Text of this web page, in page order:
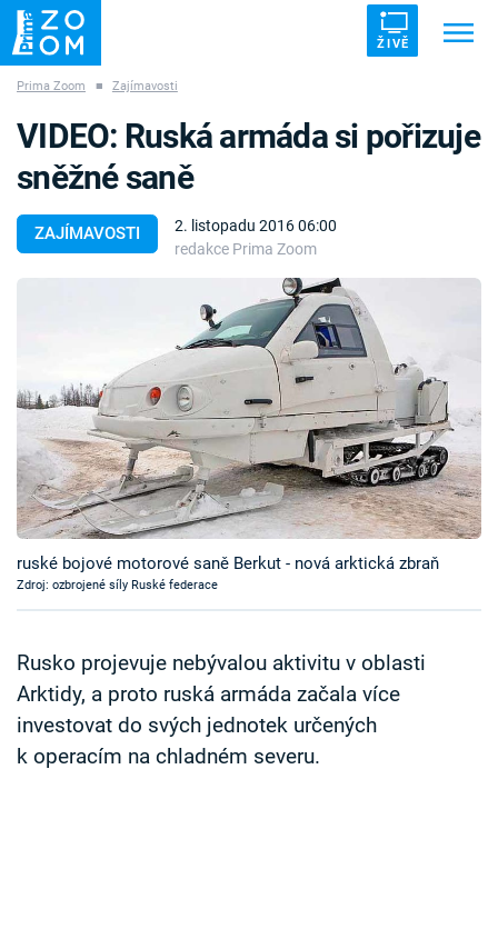
ŽIVĚ
ZÁHADY VETŘELCI DÁVNOVĚKU
Pořady
TV Program
Časopis
Sledujte prima+
Sledujte nás
Prima Zoom ■ Zajímavosti
ZAJÍMAVOSTI
2. listopadu 2016 06:00
redakce Prima Zoom
VIDEO: Ruská armáda si pořizuje
sněžné saně
ruské bojové motorové saně Berkut - nová arktická zbraň
Zdroj: ozbrojené síly Ruské federace
Rusko projevuje nebývalou aktivitu v oblasti
Arktidy, a proto ruská armáda začala více
investovat do svých jednotek určených
k operacím na chladném severu.